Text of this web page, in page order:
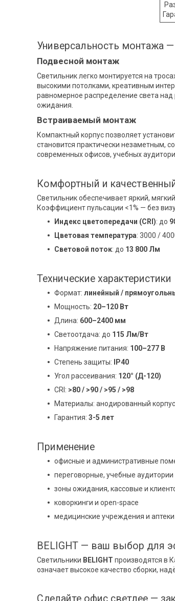
Универсальность монтажа
Подвесной монтаж
Светильник легко монтируется на
высокими потолками, креативным
равномерное распределение света
ожидания.
Встраиваемый монтаж
Компактный корпус позволяет
становится практически незаметным,
современных офисов, учебных
Комфортный и
Светильник обеспечивает яркий,
Коэффициент пульсации <1% — без
Индекс цветопередачи (CRI): до
Цветовая температура: 3000 /
Световой поток: до 13 800 Лм
Технические характеристики
Формат: линейный /
Мощность: 20–120 Вт
Длина: 600–2400 мм
Светоотдача: до 115 Лм/Вт
Напряжение питания: 100–277 В
Степень защиты:
IP40
Угол рассеивания: 120° (Д-120)
CRI: >80 / >90 / >95 / >98
Материалы: анодированный
Гарантия: 3-5 лет
Применение
офисные и административные
переговорные, учебные аудитории
зоны ожидания, кассовые и
коворкинги и open-space
медицинские учреждения и аптеки
BELIGHT — ваш выбор для
Светильники BELIGHT производятся в
означает высокое качество сборки,